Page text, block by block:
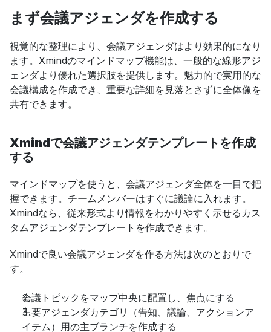
まず会議アジェンダを作成する
視覚的な整理により、会議アジェンダはより効果的になり
ます。Xmindのマインドマップ機能は、一般的な線形アジ
ェンダより優れた選択肢を提供します。魅力的で実用的な
会議構成を作成でき、重要な詳細を見落とさずに全体像を
共有できます。
Xmindで会議アジェンダテンプレートを作成
する
マインドマップを使うと、会議アジェンダ全体を一目で把
握できます。チームメンバーはすぐに議論に入れます。
Xmindなら、従来形式より情報をわかりやすく示せるカス
タムアジェンダテンプレートを作成できます。
Xmindで良い会議アジェンダを作る方法は次のとおりで
す。
会議トピックをマップ中央に配置し、焦点にする
主要アジェンダカテゴリ（告知、議論、アクションア
イテム）用の主ブランチを作成する